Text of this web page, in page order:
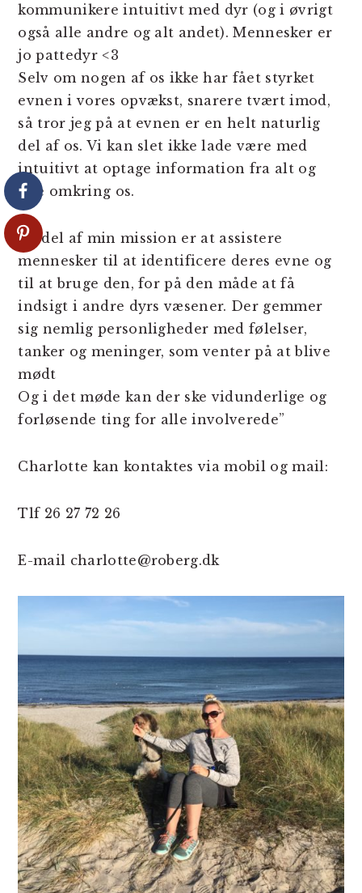
kommunikere intuitivt med dyr (og i øvrigt
også alle andre og alt andet). Mennesker er
jo pattedyr <3
Selv om nogen af os ikke har fået styrket
evnen i vores opvækst, snarere tvært imod,
så tror jeg på at evnen er en helt naturlig
del af os. Vi kan slet ikke lade være med
intuitivt at optage information fra alt og
alle omkring os.
En del af min mission er at assistere
mennesker til at identificere deres evne og
til at bruge den, for på den måde at få
indsigt i andre dyrs væsener. Der gemmer
sig nemlig personligheder med følelser,
tanker og meninger, som venter på at blive
mødt
Og i det møde kan der ske vidunderlige og
forløsende ting for alle involverede”
Charlotte kan kontaktes via mobil og mail:
Tlf 26 27 72 26
E-mail charlotte@roberg.dk